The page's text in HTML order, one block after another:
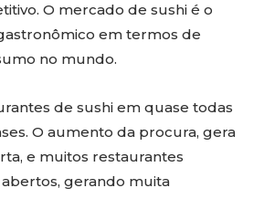
O mercado de sushi é o
em termos de
no mundo.
de sushi em quase todas
O aumento da procura, gera
e muitos restaurantes
gerando muita